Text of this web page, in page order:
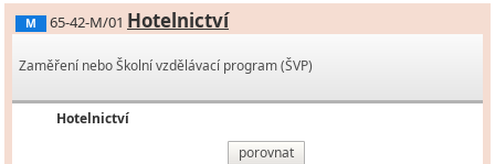
M 65-42-M/01 Hotelnictví
Zaměření nebo Školní vzdělávací program (ŠVP)
Hotelnictví
porovnat